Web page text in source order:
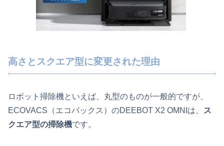
高さとスクエア型に変更された理由
ロボット掃除機といえば、丸型のものが一般的ですが、
ECOVACS（エコバックス）のDEEBOT X2 OMNIは、
ス
クエア型の掃除機です。